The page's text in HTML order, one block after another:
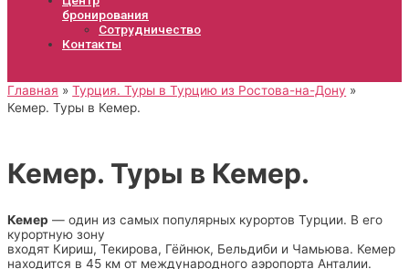
бронирования
Сотрудничество
Контакты
Главная
Турция. Туры в Турцию из Ростова-на-Дону
Кемер. Туры в Кемер.
Кемер. Туры в Кемер.
Кемер — один из самых популярных курортов Турции. В его
курортную зону
входят Кириш, Текирова, Гёйнюк, Бельдиби и Чамьюва. Кемер
находится в 45 км от международного аэропорта Анталии.